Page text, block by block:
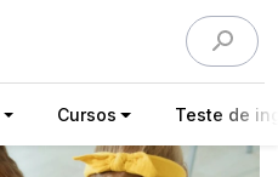
Cursos Teste de